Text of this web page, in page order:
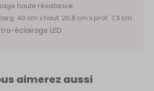
haute résistance
40 cm x haut. 20,8 cm x prof. 7,3 cm
éclairage LED
aimerez aussi